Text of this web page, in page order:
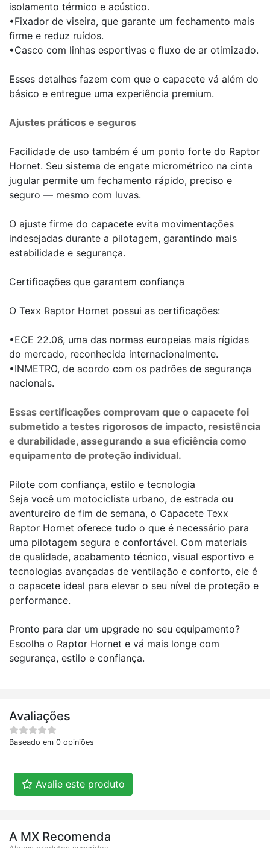
isolamento térmico e acústico.
•Fixador de viseira, que garante um fechamento mais
firme e reduz ruídos.
•Casco com linhas esportivas e fluxo de ar otimizado.
Esses detalhes fazem com que o capacete vá além do
básico e entregue uma experiência premium.
Ajustes práticos e seguros
Facilidade de uso também é um ponto forte do Raptor
Hornet. Seu sistema de engate micrométrico na cinta
jugular permite um fechamento rápido, preciso e
seguro — mesmo com luvas.
O ajuste firme do capacete evita movimentações
indesejadas durante a pilotagem, garantindo mais
estabilidade e segurança.
Certificações que garantem confiança
O Texx Raptor Hornet possui as certificações:
•ECE 22.06, uma das normas europeias mais rígidas
do mercado, reconhecida internacionalmente.
•INMETRO, de acordo com os padrões de segurança
nacionais.
Essas certificações comprovam que o capacete foi
submetido a testes rigorosos de impacto, resistência
e durabilidade, assegurando a sua eficiência como
equipamento de proteção individual.
Pilote com confiança, estilo e tecnologia
Seja você um motociclista urbano, de estrada ou
aventureiro de fim de semana, o Capacete Texx
Raptor Hornet oferece tudo o que é necessário para
uma pilotagem segura e confortável. Com materiais
de qualidade, acabamento técnico, visual esportivo e
tecnologias avançadas de ventilação e conforto, ele é
o capacete ideal para elevar o seu nível de proteção e
performance.
Pronto para dar um upgrade no seu equipamento?
Escolha o Raptor Hornet e vá mais longe com
segurança, estilo e confiança.
Avaliações
Baseado em 0 opiniões
Avalie este produto
A MX Recomenda